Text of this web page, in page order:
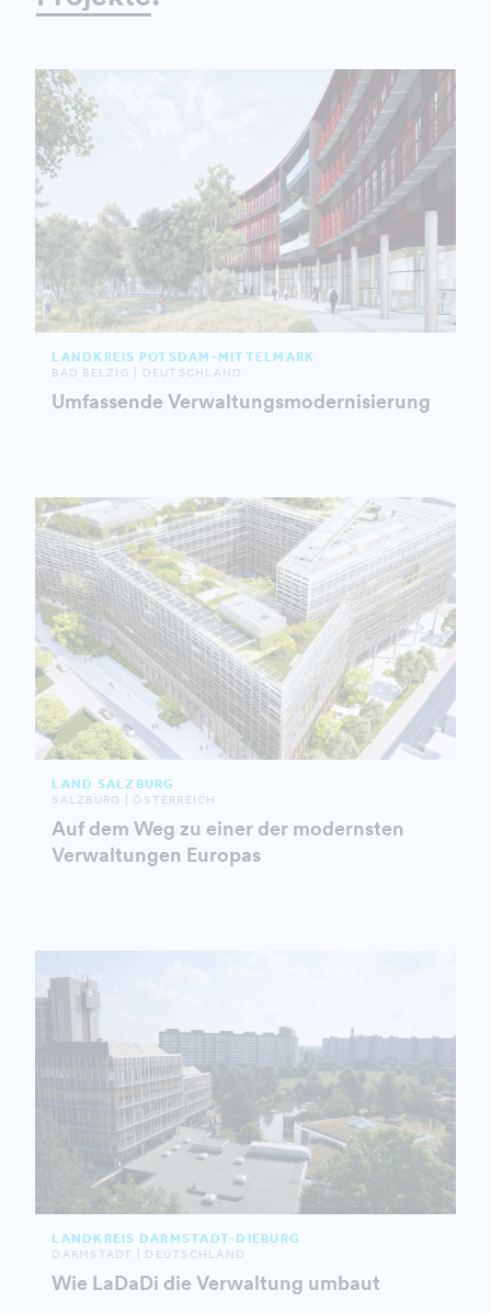
LANDKREIS POTSDAM-MITTELMARK
BAD BELZIG | DEUTSCHLAND
Umfassende Verwaltungsmodernisierung
LAND SALZBURG
SALZBURG | ÖSTERREICH
Auf dem Weg zu einer der modernsten
Verwaltungen Europas
LANDKREIS DARMSTADT-DIEBURG
DARMSTADT | DEUTSCHLAND
Wie LaDaDi die Verwaltung umbaut